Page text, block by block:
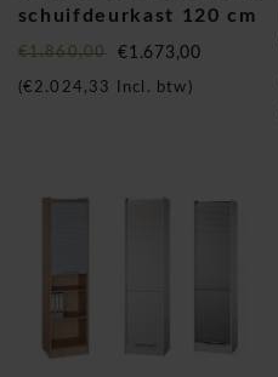
schuifdeurkast 120 cm
€1.860,00 €1.673,00
(€2.024,33 Incl. btw)